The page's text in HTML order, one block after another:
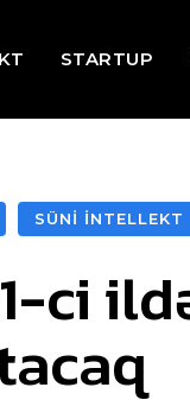
STARTUP
SÜNİ İNTELLEKT
ci